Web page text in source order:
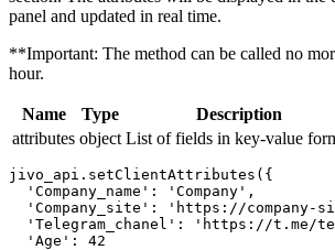
panel and updated in real time.
**Important: The method can be called no
hour.
Name Type
Description
attributes object List of fields in key-value
jivo_api.setClientAttributes({
  'Company_name': 'Company',
'Company_site': 'https://company-
'Telegram_chanel': 'https://t.me/
  'Age': 42